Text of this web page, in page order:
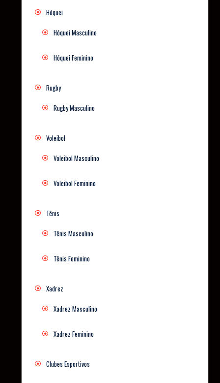
Hóquei
Hóquei Masculino
Hóquei Feminino
Rugby
Rugby Masculino
Voleibol
Voleibol Masculino
Voleibol Feminino
Tênis
Tênis Masculino
Tênis Feminino
Xadrez
Xadrez Masculino
Xadrez Feminino
Clubes Esportivos